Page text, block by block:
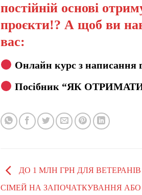
постійній основі
проєкти!? А щоб ви
вас:
Онлайн курс з написання
Посібник “ЯК
ДО 1 МЛН ГРН ДЛЯ ВЕТЕРАНІВ
СІМЕЙ НА ЗАПОЧАТКУВАННЯ